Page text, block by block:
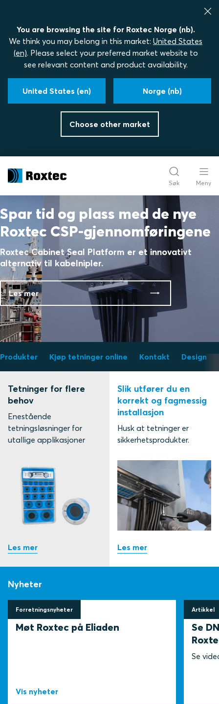
You are browsing the site for Roxtec Norge (nb).
We think you may belong in this market: United States
(en). Please select your preferred market website to
see relevant content and product availability.
United States (en) Norge (nb)
Choose other market
Søk Meny
Spar tid og plass med de nye
Roxtec CSP-gjennomføringene
Roxtec Cabinet Seal Platform er et innovativt
alternativ til kabelnipler.
Les mer
Produkter Kjøp tetninger online Kontakt Design
Tetninger for flere
behov
Enestående
tetningsløsninger for
utallige applikasjoner
Nyheter
Forretningsnyheter
22 mai 2026
Møt Roxtec på Eliaden
Vis nyheter
Artikkel
13 mai
Se
Se
Slik utfører du en
korrekt og fagmessig
installasjon
Husk at tetninger er
sikkerhetsprodukter.